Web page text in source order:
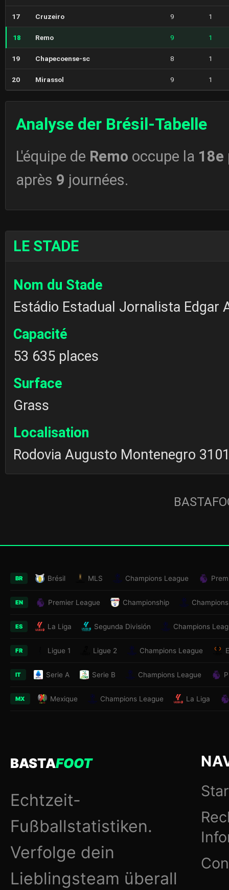
17 Cruzeiro 9 1
18 Remo 9 1
19 Chapecoense-sc 8 1
20 Mirassol 9 1
Analyse der Brésil-Tabelle
L'équipe de Remo occupe la 18e
après 9 journées.
LE STADE
Nom du Stade
Estádio Estadual Jornalista Edgar
Capacité
53 635 places
Surface
Grass
Localisation
Rodovia Augusto Montenegro
BR Brésil MLS Champions League
EN Premier League Championship
ES La Liga Segunda División Champions
FR Ligue 1 Ligue 2 Champions League
IT Serie A Serie B Champions League
MX Mexique Champions League La Liga
BASTAFOOT
Echtzeit-
Fußballstatistiken.
Verfolge dein
Lieblingsteam überall